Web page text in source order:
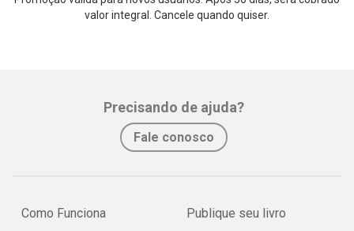
valor integral. Cancele quando quiser.
Precisando de ajuda?
Fale conosco
Como Funciona
Publique seu livro